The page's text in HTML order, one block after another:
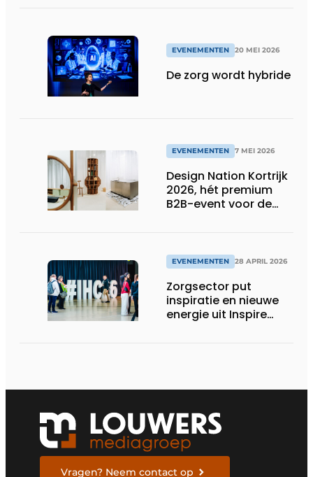
EVENEMENTEN 20 MEI 2026
De zorg wordt hybride
EVENEMENTEN 7 MEI 2026
Design Nation Kortrijk
2026, hét premium
B2B-event voor de
EVENEMENTEN 28 APRIL 2026
Zorgsector put
inspiratie en nieuwe
energie uit Inspire
Vragen? Neem contact op